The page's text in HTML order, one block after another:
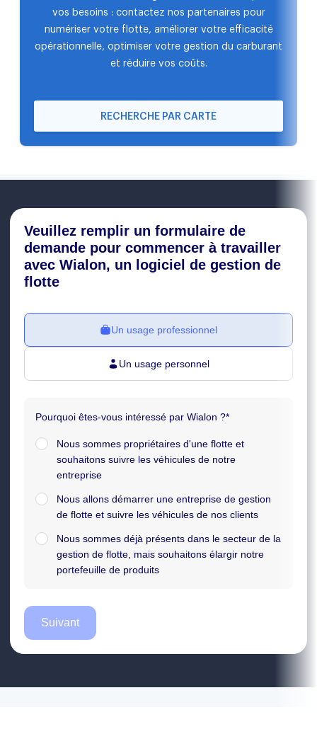
vos besoins : contactez nos partenaires pour
numériser votre flotte, améliorer votre efficacité
opérationnelle, optimiser votre gestion du carburant
et réduire vos coûts.
RECHERCHE PAR CARTE